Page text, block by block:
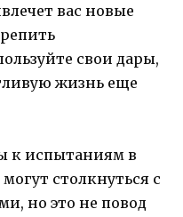
вас новые
свои дары,
жизнь еще
к испытаниям в
столкнуться с
но это не повод